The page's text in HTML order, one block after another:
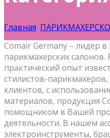
Главная
Comair Germany – лидер
парикмахерских салонов.
практический опыт
стилистов-
клиентов, с
материалов, продукция
помощником в Вашей
деятельности. В нашем
электроинструменты,